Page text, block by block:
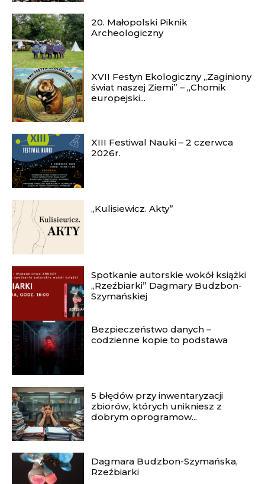
20. Małopolski Piknik
Archeologiczny
XVII Festyn Ekologiczny „Zaginiony
świat naszej Ziemi” – „Chomik
europejski...
XIII Festiwal Nauki – 2 czerwca
2026r.
„Kulisiewicz. Akty”
Spotkanie autorskie wokół książki
„Rzeźbiarki” Dagmary Budzbon-
Szymańskiej
Bezpieczeństwo danych –
codzienne kopie to podstawa
5 błędów przy inwentaryzacji
zbiorów, których unikniesz z
dobrym oprogramow...
Dagmara Budzbon-Szymańska,
Rzeźbiarki